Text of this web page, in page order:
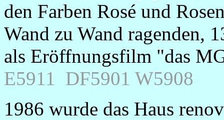
den Farben Rosé und
Wand zu Wand ragenden,
als Eröffnungsfilm "das
E5911 DF5901 W5908
1986 wurde das Haus